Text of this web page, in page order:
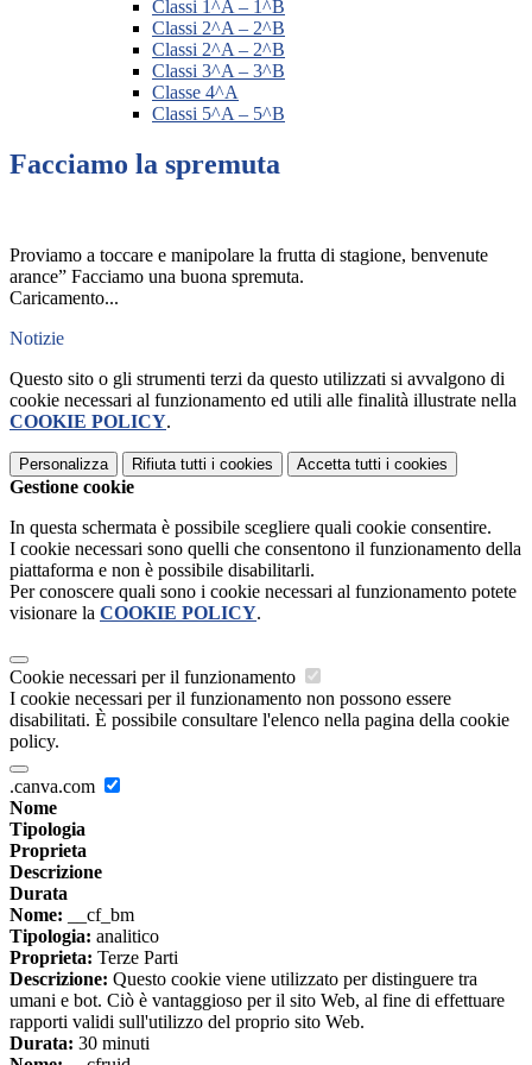
Classi 1^A – 1^B
Classi 2^A – 2^B
Classi 2^A – 2^B
Classi 3^A – 3^B
Classe 4^A
Classi 5^A – 5^B
Facciamo la spremuta
Proviamo a toccare e manipolare la frutta di stagione, benvenute
arance” Facciamo una buona spremuta.
Caricamento...
Notizie
Questo sito o gli strumenti terzi da questo utilizzati si avvalgono di
cookie necessari al funzionamento ed utili alle finalità illustrate nella
COOKIE POLICY.
Personalizza Rifiuta tutti i cookies Accetta tutti i cookies
Gestione cookie
In questa schermata è possibile scegliere quali cookie consentire.
I cookie necessari sono quelli che consentono il funzionamento della
piattaforma e non è possibile disabilitarli.
Per conoscere quali sono i cookie necessari al funzionamento potete
visionare la COOKIE POLICY.
Cookie necessari per il funzionamento
I cookie necessari per il funzionamento non possono essere
disabilitati. È possibile consultare l'elenco nella pagina della cookie
policy.
.canva.com
Nome
Tipologia
Proprieta
Descrizione
Durata
Nome: __cf_bm
Tipologia: analitico
Proprieta: Terze Parti
Descrizione: Questo cookie viene utilizzato per distinguere tra
umani e bot. Ciò è vantaggioso per il sito Web, al fine di effettuare
rapporti validi sull'utilizzo del proprio sito Web.
Durata: 30 minuti